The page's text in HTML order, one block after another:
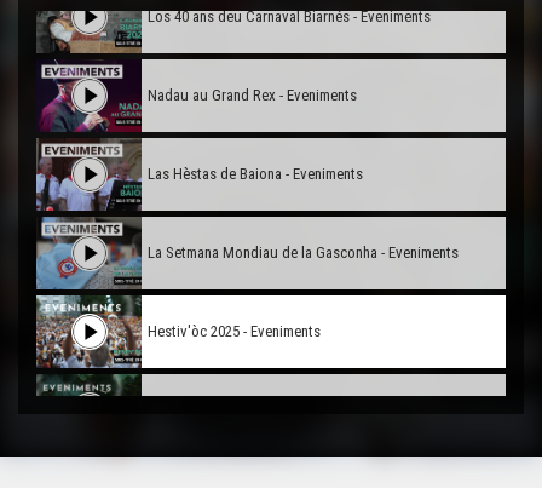
Los 40 ans deu Carnaval Biarnés - Eveniments
Nadau au Grand Rex - Eveniments
Las Hèstas de Baiona - Eveniments
La Setmana Mondiau de la Gasconha - Eveniments
Hestiv'òc 2025 - Eveniments